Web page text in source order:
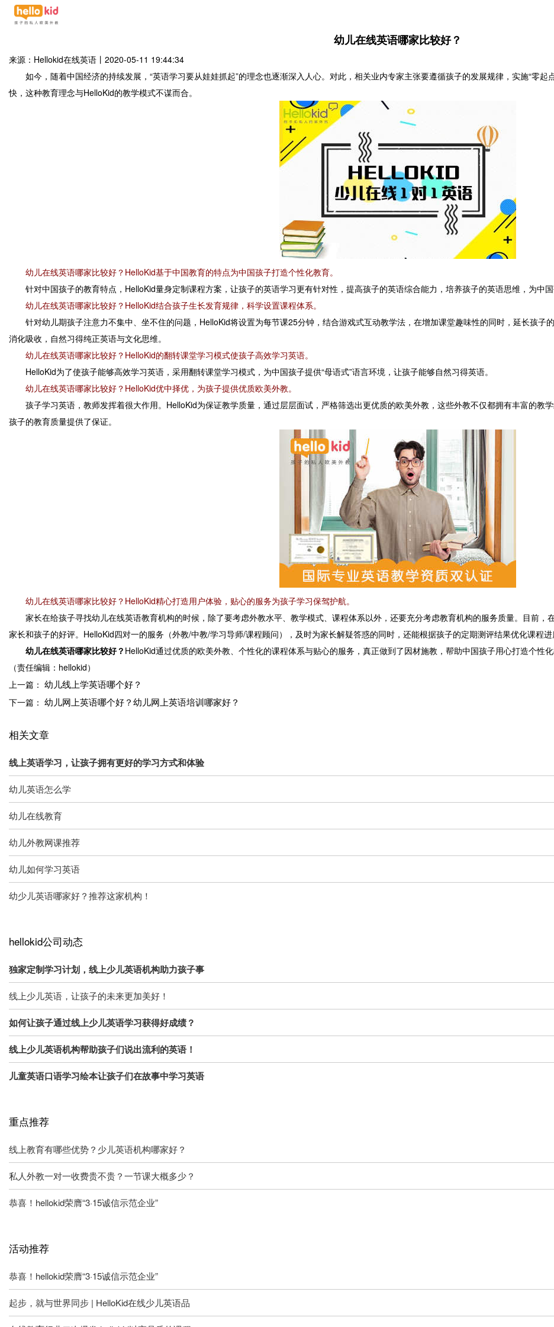
幼儿在线英语哪家比较好？
来源：Hellokid在线英语 丨 2020-05-11 19:44:34
如今，随着中国经济的持续发展，“英语学习要从娃娃抓起”的理念也逐渐深入人心。对此，相关业内专家主张要遵循孩子的发展规律，实施“零起
快，这种教育理念与HelloKid的教学模式不谋而合。
幼儿在线英语哪家比较好？HelloKid基于中国教育的特点为中国孩子打造个性化教育。
针对中国孩子的教育特点，HelloKid量身定制课程方案，让孩子的英语学习更有针对性，提高孩子的英语综合能力，培养孩子的英语思维，为中国
幼儿在线英语哪家比较好？HelloKid结合孩子生长发育规律，科学设置课程体系。
针对幼儿期孩子注意力不集中、坐不住的问题，HelloKid将设置为每节课25分钟，结合游戏式互动教学法，在增加课堂趣味性的同时，延长孩子
消化吸收，自然习得纯正英语与文化思维。
幼儿在线英语哪家比较好？HelloKid的翻转课堂学习模式使孩子高效学习英语。
HelloKid为了使孩子能够高效学习英语，采用翻转课堂学习模式，为中国孩子提供“母语式”语言环境，让孩子能够自然习得英语。
幼儿在线英语哪家比较好？HelloKid优中择优，为孩子提供优质欧美外教。
孩子学习英语，教师发挥着很大作用。HelloKid为保证教学质量，通过层层面试，严格筛选出更优质的欧美外教，这些外教不仅都拥有丰富的教
孩子的教育质量提供了保证。
幼儿在线英语哪家比较好？HelloKid精心打造用户体验，贴心的服务为孩子学习保驾护航。
家长在给孩子寻找幼儿在线英语教育机构的时候，除了要考虑外教水平、教学模式、课程体系以外，还要充分考虑教育机构的服务质量。目前，
家长和孩子的好评。HelloKid四对一的服务（外教/中教/学习导师/课程顾问），及时为家长解疑答惑的同时，还能根据孩子的定期测评结果优化课程进
幼儿在线英语哪家比较好？ HelloKid通过优质的欧美外教、个性化的课程体系与贴心的服务，真正做到了因材施教，帮助中国孩子用心打造个性
（责任编辑：hellokid）
上一篇： 幼儿线上学英语哪个好？
下一篇： 幼儿网上英语哪个好？幼儿网上英语培训哪家好？
相关文章
线上英语学习，让孩子拥有更好的学习方式和体验
幼儿英语怎么学
幼儿在线教育
幼儿外教网课推荐
幼儿如何学习英语
幼少儿英语哪家好？推荐这家机构！
hellokid公司动态
独家定制学习计划，线上少儿英语机构助力孩子事
线上少儿英语，让孩子的未来更加美好！
如何让孩子通过线上少儿英语学习获得好成绩？
线上少儿英语机构帮助孩子们说出流利的英语！
儿童英语口语学习绘本让孩子们在故事中学习英语
重点推荐
线上教育有哪些优势？少儿英语机构哪家好？
私人外教一对一收费贵不贵？一节课大概多少？
恭喜！hellokid荣膺“3·15诚信示范企业”
活动推荐
恭喜！hellokid荣膺“3·15诚信示范企业”
起步，就与世界同步 | HelloKid在线少儿英语品